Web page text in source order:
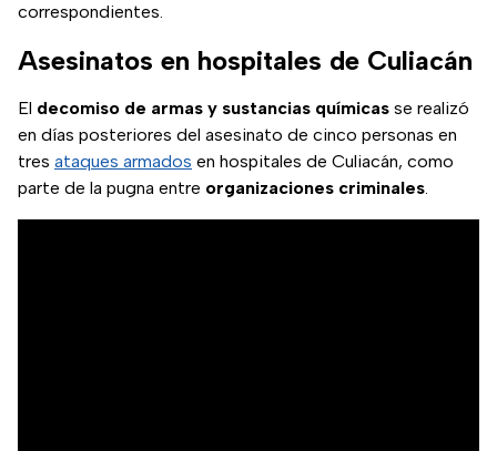
correspondientes.
Asesinatos en hospitales de Culiacán
El decomiso de armas y sustancias químicas se realizó
en días posteriores del asesinato de cinco personas en
tres ataques armados en hospitales de Culiacán, como
parte de la pugna entre organizaciones criminales.